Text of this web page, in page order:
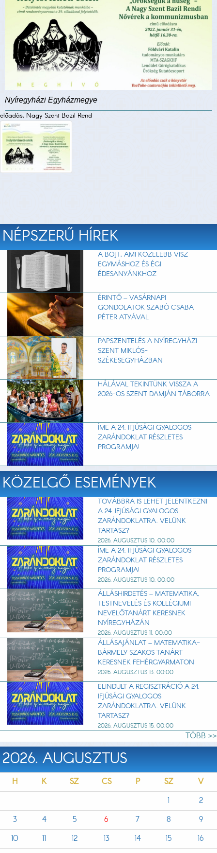
Nyíregyházi Egyházmegye
előadás, Nagy Szent Bazil Rend
NÉPSZERŰ HÍREK
A BÖJT, AMI KÖZELEBB VISZ
EGYMÁSHOZ ÉS ÉGI
ÉDESANYÁNKHOZ
ÉRINTŐ – VASÁRNAPI
GONDOLATOK SZABÓ CSABA
PÉTER ATYÁVAL
PAPSZENTELÉS A NYÍREGYHÁZI
SZENT MIKLÓS-
SZÉKESEGYHÁZBAN
HÁLÁVAL TEKINTÜNK VISSZA A
2026-OS SZENT DAMJÁN TÁBORRA
ÍME A 24. IFJÚSÁGI GYALOGOS
ZARÁNDOKLAT RÉSZLETES
PROGRAMJA!
KÖZELGŐ ESEMÉNYEK
TOVÁBBRA IS LEHET JELENTKEZNI
A 24. IFJÚSÁGI GYALOGOS
ZARÁNDOKLATRA. VELÜNK
TARTASZ?
2026. AUGUSZTUS 10. 00:00
ÍME A 24. IFJÚSÁGI GYALOGOS
ZARÁNDOKLAT RÉSZLETES
PROGRAMJA!
2026. AUGUSZTUS 10. 00:00
ÁLLÁSHIRDETÉS – MATEMATIKA,
TESTNEVELÉS ÉS KOLLÉGIUMI
NEVELŐTANÁRT KERESNEK
NYÍREGYHÁZÁN
2026. AUGUSZTUS 11. 00:00
ÁLLÁSAJÁNLAT – MATEMATIKA-
BÁRMELY SZAKOS TANÁRT
KERESNEK FEHÉRGYARMATON
2026. AUGUSZTUS 13. 00:00
ELINDULT A REGISZTRÁCIÓ A 24.
IFJÚSÁGI GYALOGOS
ZARÁNDOKLATRA. VELÜNK
TARTASZ?
2026. AUGUSZTUS 15. 00:00
TÖBB >>
2026. AUGUSZTUS
H K SZ CS P SZ
V
1
2
3
4 5 6 7 8
9
10
11 12 13 14 15
16